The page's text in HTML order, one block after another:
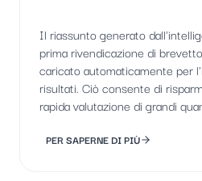
Il riassunto generato
prima rivendicazione di
caricato automaticamente per
risultati. Ciò consente di
rapida valutazione di grandi
PER SAPERNE DI PIÙ